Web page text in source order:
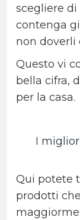
scegliere
contenga
non doverli
Questo vi
bella cifra,
per la casa.
I
Qui potete
prodotti